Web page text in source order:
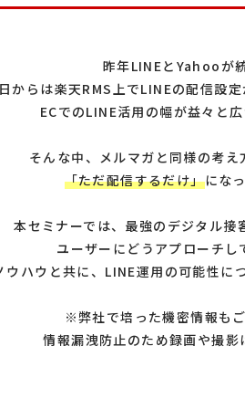
昨年LINEとYahooが
からは楽天RMS上でLINEの配信設定
ECでのLINE活用の幅が益々と広
そんな中、メルマガと同様の考え
「ただ配信するだけ」にな
本セミナーでは、最強のデジタル接
ユーザーにどうアプローチし
ウハウと共に、LINE運用の可能性に
※弊社で培った機密情報もご
情報漏洩防止のため録画や撮影